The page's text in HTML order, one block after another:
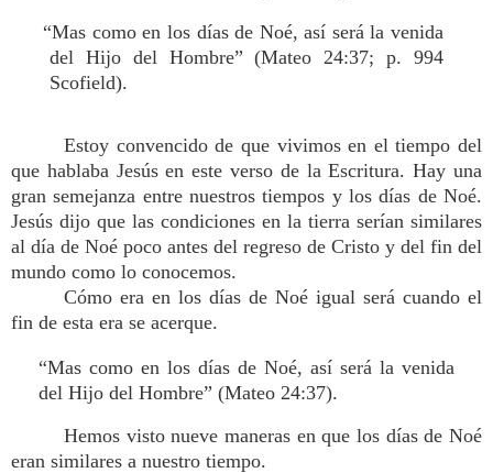
“Mas como en los días de Noé, así será la venida
del Hijo del Hombre” (Mateo 24:37; p. 994
Scofield).
Estoy convencido de que vivimos en el tiempo del
que hablaba Jesús en este verso de la Escritura. Hay una
gran semejanza entre nuestros tiempos y los días de Noé.
Jesús dijo que las condiciones en la tierra serían similares
al día de Noé poco antes del regreso de Cristo y del fin del
mundo como lo conocemos.
Cómo era en los días de Noé igual será cuando el
fin de esta era se acerque.
“Mas como en los días de Noé, así será la venida
del Hijo del Hombre” (Mateo 24:37).
Hemos visto nueve maneras en que los días de Noé
eran similares a nuestro tiempo.